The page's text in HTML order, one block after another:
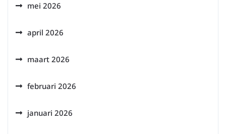
mei 2026
april 2026
maart 2026
februari 2026
januari 2026